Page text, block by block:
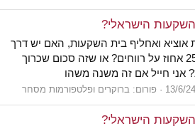
הישראלי?
אוציא ואחליף בית השקעות, האם יש דרך
להימנע מהמס של 25 אחוז על רווחים? או שזה סכום שכרוך
אני חייל אם זה משנה משהו
13/6/24 פורום: ברוקרים ופלטפורמות מסחר
הישראלי?